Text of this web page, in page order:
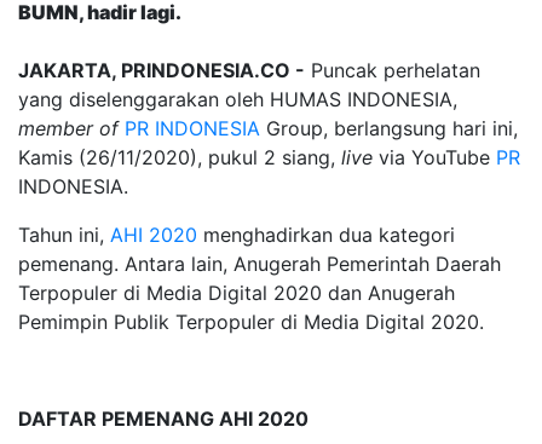
BUMN, hadir lagi.
JAKARTA, PRINDONESIA.CO - Puncak perhelatan
yang diselenggarakan oleh HUMAS INDONESIA,
member of PR INDONESIA Group, berlangsung hari ini,
Kamis (26/11/2020), pukul 2 siang, live via YouTube PR
INDONESIA.
Tahun ini, AHI 2020 menghadirkan dua kategori
pemenang. Antara lain, Anugerah Pemerintah Daerah
Terpopuler di Media Digital 2020 dan Anugerah
Pemimpin Publik Terpopuler di Media Digital 2020.
DAFTAR PEMENANG AHI 2020